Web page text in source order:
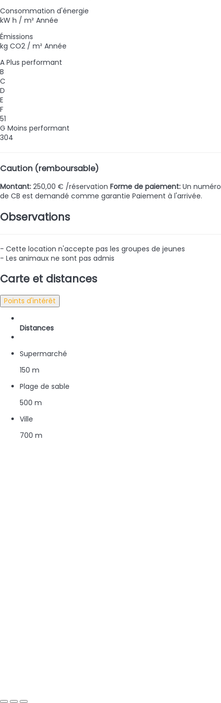
Consommation d'énergie
kW h / m² Année
Émissions
kg CO2 / m² Année
A Plus performant
B
C
D
E
F
51
G Moins performant
304
Caution (remboursable)
Montant: 250,00 € /réservation Forme de paiement: Un numéro
de CB est demandé comme garantie Paiement à l'arrivée.
Observations
- Cette location n'accepte pas les groupes de jeunes
- Les animaux ne sont pas admis
Carte et distances
Points d'intérêt
Distances
Supermarché
150 m
Plage de sable
500 m
Ville
700 m